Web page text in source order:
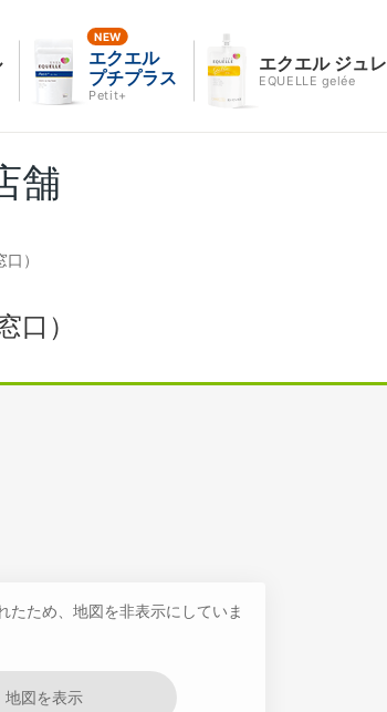
エクエル
プチプラス
Petit+
エクエル ジュレ
EQUELLE gelée
舗
）
口）
たため、地図を非表示にしていま
地図を表示